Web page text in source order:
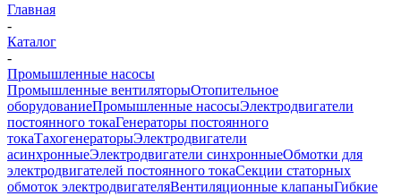
Главная
-
Каталог
-
Промышленные насосы
Промышленные вентиляторыОтопительное
оборудованиеПромышленные насосыЭлектродвигатели
постоянного токаГенераторы постоянного
токаТахогенераторыЭлектродвигатели
асинхронныеЭлектродвигатели синхронныеОбмотки для
электродвигателей постоянного токаСекции статорных
обмоток электродвигателяВентиляционные клапаныГибкие